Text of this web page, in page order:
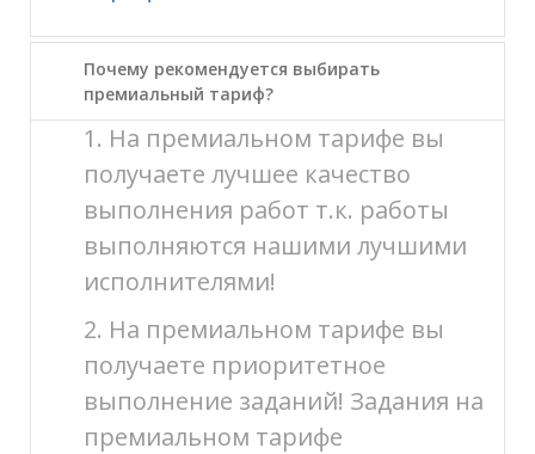
Почему рекомендуется выбирать
премиальный тариф?
1. На премиальном тарифе вы
получаете лучшее качество
выполнения работ т.к. работы
выполняются нашими лучшими
исполнителями!
2. На премиальном тарифе вы
получаете приоритетное
выполнение заданий! Задания на
премиальном тарифе